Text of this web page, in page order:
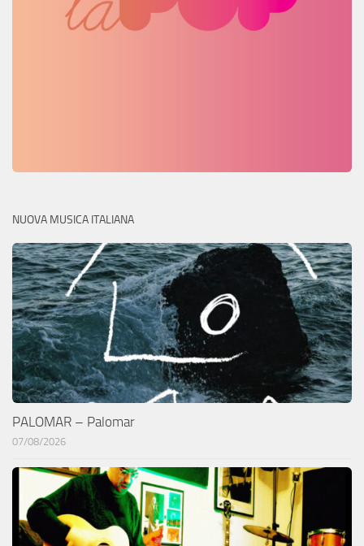
NUOVA MUSICA ITALIANA
PALOMAR – Palomar
07/08/2026